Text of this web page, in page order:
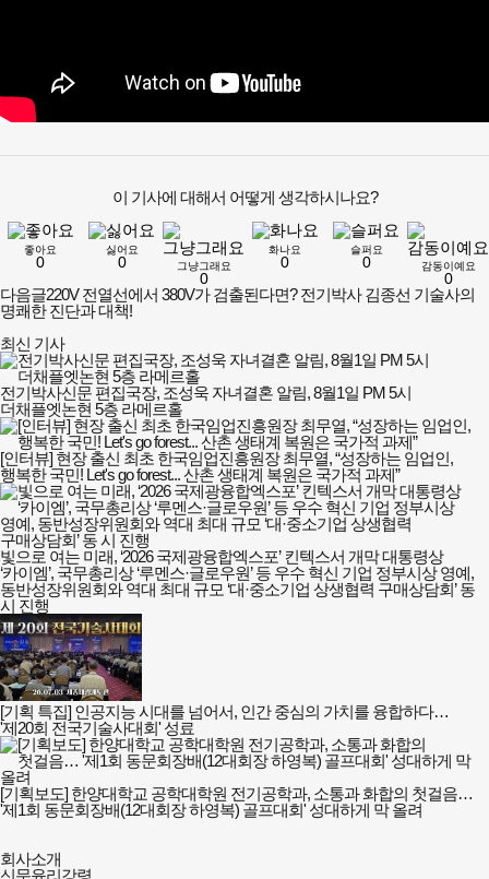
이 기사에 대해서 어떻게 생각하시나요?
좋아요
0
싫어요
0 그냥그래요
0
화나요
0
슬퍼요
0 감동이예요
0
다음글220V 전열선에서 380V가 검출된다면? 전기박사 김종선 기술사의
명쾌한 진단과 대책!
최신 기사
전기박사신문 편집국장, 조성욱 자녀결혼 알림, 8월1일 PM 5시
더채플엣논현 5층 라메르홀
[인터뷰] 현장 출신 최초 한국임업진흥원장 최무열, “성장하는 임업인,
행복한 국민! Let's go forest... 산촌 생태계 복원은 국가적 과제”
빛으로 여는 미래, ‘2026 국제광융합엑스포’ 킨텍스서 개막 대통령상
‘카이엠’, 국무총리상 ‘루멘스·글로우원’ 등 우수 혁신 기업 정부시상 영예,
동반성장위원회와 역대 최대 규모 ‘대·중소기업 상생협력 구매상담회’ 동
시 진행
[기획 특집] 인공지능 시대를 넘어서, 인간 중심의 가치를 융합하다…
'제20회 전국기술사대회' 성료
[기획보도] 한양대학교 공학대학원 전기공학과, 소통과 화합의 첫걸음…
'제1회 동문회장배(12대회장 하영복) 골프대회' 성대하게 막 올려
대한민국전기인의
전기박사신문
회사소개
신문윤리강령